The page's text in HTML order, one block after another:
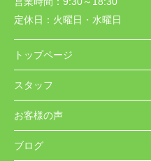
定休日： 火曜日・水曜日
トップページ
スタッフ
お客様の声
ブログ